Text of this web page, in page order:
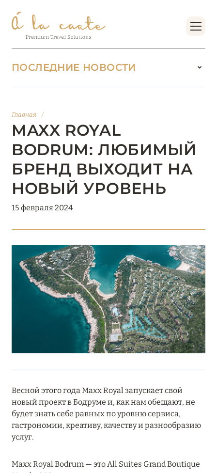
Главная /
MAXX ROYAL
BODRUM: ЛЮБИМЫЙ
БРЕНД ВЫХОДИТ НА
НОВЫЙ УРОВЕНЬ
15 февраля 2024
ПОСЛЕДНИЕ НОВОСТИ
БУТИК-КУРОРТЫ МАЛЬДИВСКИХ ОСТРОВОВ
01 июня 2026
JUMEIRAH OLHAHALI ISLAND MALDIVES: ВАШ
ОАЗИС ТЕПЛА И ИЗЫСКАННОСТИ
18 мая 2026
THE ST. REGIS MALDIVES VOMMULI:
МАНИФЕСТ ЭСТЕТИКИ В САМОМ СЕРДЦЕ
ОКЕАНА
Подробнее
20 марта 2026
MARCH GRAND ESCAPE: ПРЕДЛОЖЕНИЕ ОТ Á
ASTORIA MALDIVES ITHAAFUSHI, МАЛЬДИВЫ
Весной этого года Maxx Royal запускает свой
новый проект в Бодруме и, как нам обещают, не
будет знать себе равных по уровню сервиса,
гастрономии, креативу, качеству и разнообразию
услуг.
Maxx Royal Bodrum — это All Suites Grand Boutique